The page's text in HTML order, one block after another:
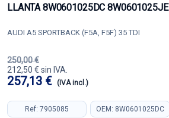
LLANTA 8W0601025DC 8W0601025JE
AUDI A5 SPORTBACK (F5A, F5F) 35 TDI
250,00 €
212,50 € sin IVA.
257,13 € (IVA incl.)
Ref: 7905085 OEM: 8W0601025DC